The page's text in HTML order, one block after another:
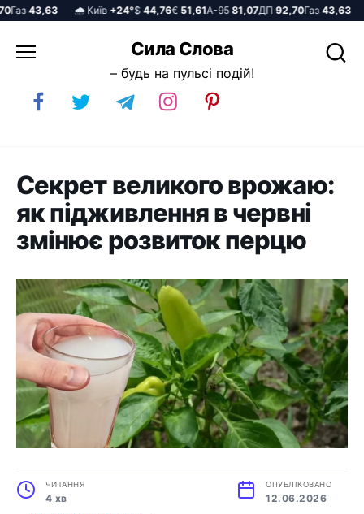
43,63 🌧️ Київ+24°$44,76€51,61А-9581,07ДП92,70Газ43,63 🌧️
до
Сила Слова
– будь на пульсі подій!
Секрет великого врожаю:
як підживлення в червні
змінює розвиток перцю
ЧИТАННЯ
4 хв
ОПУБЛІКОВАНО
12.06.2026